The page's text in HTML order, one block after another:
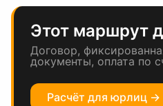
Этот маршрут
Договор,
документы, оплата по
Расчёт для юрлиц →